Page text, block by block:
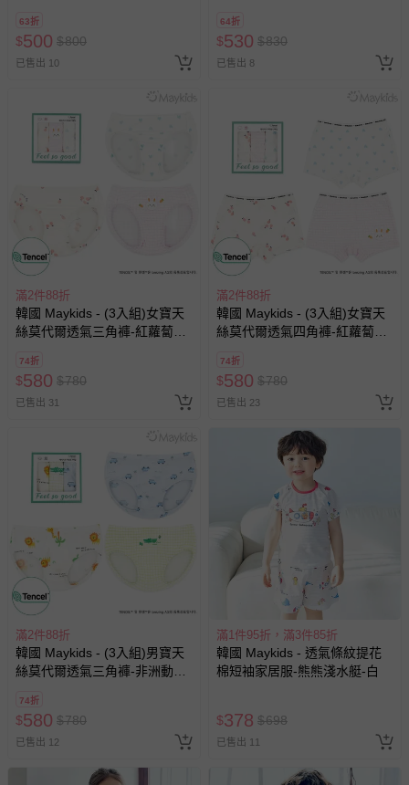
63折
$500 $800
已售出 10
64折
$530 $830
已售出 8
滿2件88折
韓國 Maykids - (3入組)女寶天
絲莫代爾透氣三角褲-紅蘿蔔兔
74折
$580 $780
已售出 31
滿2件88折
韓國 Maykids - (3入組)女寶天
絲莫代爾透氣四角褲-紅蘿蔔兔
74折
$580 $780
已售出 23
滿2件88折
韓國 Maykids - (3入組)男寶天
絲莫代爾透氣三角褲-非洲動物
74折
$580 $780
已售出 12
滿1件95折，滿3件85折
韓國 Maykids - 透氣條紋提花
棉短袖家居服-熊熊淺水艇-白
$378 $698
已售出 11